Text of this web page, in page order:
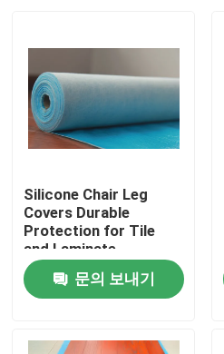
Silicone Chair Leg
Covers Durable
Protection for Tile
and Laminate
문의 보내기